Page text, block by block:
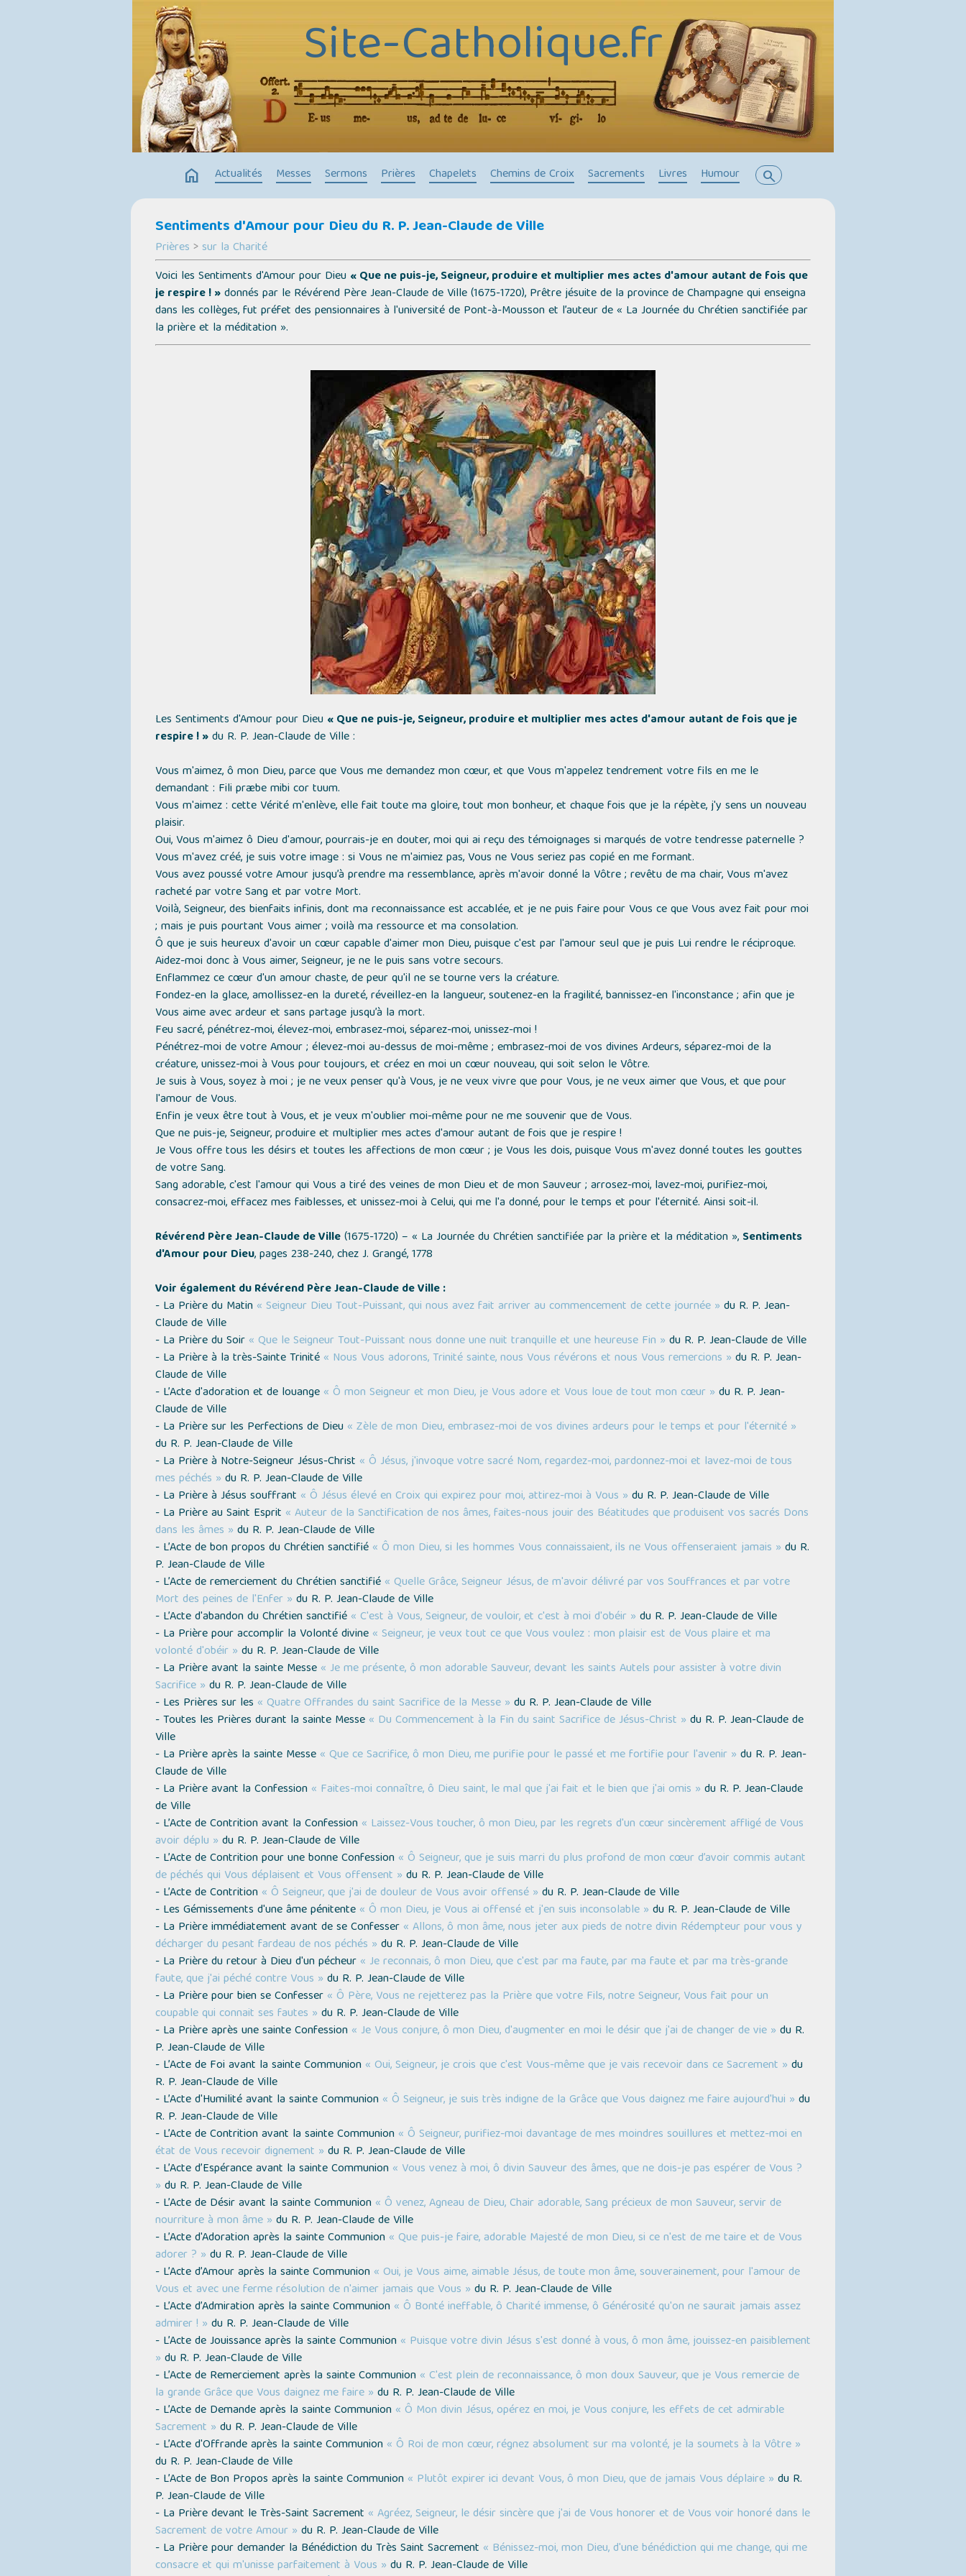
Site-Catholique.fr
home Actualités Messes Sermons Prières Chapelets Chemins de Croix Sacrements Livres Humour search
Sentiments d'Amour pour Dieu du R. P. Jean-Claude de Ville
Prières >sur la Charité
Voici les Sentiments d'Amour pour Dieu « Que ne puis-je, Seigneur, produire et multiplier mes actes d'amour autant de fois que
je respire ! »donnés par le Révérend Père Jean-Claude de Ville (1675-1720), Prêtre jésuite de la province de Champagne qui enseigna
dans les collèges, fut préfet des pensionnaires à l'université de Pont-à-Mousson et l’auteur de« La Journée du Chrétien sanctifiée par
la prière et la méditation ».
Les Sentiments d'Amour pour Dieu « Que ne puis-je, Seigneur, produire et multiplier mes actes d'amour autant de fois que je
respire ! »du R. P. Jean-Claude de Ville :
Vous m'aimez, ô mon Dieu, parce que Vous me demandez mon cœur, et que Vous m'appelez tendrement votre fils en me le
demandant : Fili præbe mibi cor tuum.
Vous m'aimez : cette Vérité m'enlève, elle fait toute ma gloire, tout mon bonheur, et chaque fois que je la répète, j'y sens un nouveau
plaisir.
Oui, Vous m'aimez ô Dieu d'amour, pourrais-je en douter, moi qui ai reçu des témoignages si marqués de votre tendresse paternelle ?
Vous m'avez créé, je suis votre image : si Vous ne m'aimiez pas, Vous ne Vous seriez pas copié en me formant.
Vous avez poussé votre Amour jusqu’à prendre ma ressemblance, après m'avoir donné la Vôtre ; revêtu de ma chair, Vous m'avez
racheté par votre Sang et par votre Mort.
Voilà, Seigneur, des bienfaits infinis, dont ma reconnaissance est accablée, et je ne puis faire pour Vous ce que Vous avez fait pour moi
; mais je puis pourtant Vous aimer ; voilà ma ressource et ma consolation.
Ô que je suis heureux d'avoir un cœur capable d'aimer mon Dieu, puisque c'est par l'amour seul que je puis Lui rendre le réciproque.
Aidez-moi donc à Vous aimer, Seigneur, je ne le puis sans votre secours.
Enflammez ce cœur d'un amour chaste, de peur qu'il ne se tourne vers la créature.
Fondez-en la glace, amollissez-en la dureté, réveillez-en la langueur, soutenez-en la fragilité, bannissez-en l'inconstance ; afin que je
Vous aime avec ardeur et sans partage jusqu’à la mort.
Feu sacré, pénétrez-moi, élevez-moi, embrasez-moi, séparez-moi, unissez-moi !
Pénétrez-moi de votre Amour ; élevez-moi au-dessus de moi-même ; embrasez-moi de vos divines Ardeurs, séparez-moi de la
créature, unissez-moi à Vous pour toujours, et créez en moi un cœur nouveau, qui soit selon le Vôtre.
Je suis à Vous, soyez à moi ; je ne veux penser qu'à Vous, je ne veux vivre que pour Vous, je ne veux aimer que Vous, et que pour
l'amour de Vous.
Enfin je veux être tout à Vous, et je veux m'oublier moi-même pour ne me souvenir que de Vous.
Que ne puis-je, Seigneur, produire et multiplier mes actes d'amour autant de fois que je respire !
Je Vous offre tous les désirs et toutes les affections de mon cœur ; je Vous les dois, puisque Vous m'avez donné toutes les gouttes
de votre Sang.
Sang adorable, c'est l'amour qui Vous a tiré des veines de mon Dieu et de mon Sauveur ; arrosez-moi, lavez-moi, purifiez-moi,
consacrez-moi, effacez mes faiblesses, et unissez-moi à Celui, qui me l'a donné, pour le temps et pour l'éternité. Ainsi soit-il.
Révérend Père Jean-Claude de Ville(1675-1720) – « La Journée du Chrétien sanctifiée par la prière et la méditation », Sentiments
d'Amour pour Dieu, pages 238-240, chez J. Grangé, 1778
Voir également du Révérend Père Jean-Claude de Ville :
- La Prière du Matin « Seigneur Dieu Tout-Puissant, qui nous avez fait arriver au commencement de cette journée » du R. P. Jean-
Claude de Ville
- La Prière du Soir « Que le Seigneur Tout-Puissant nous donne une nuit tranquille et une heureuse Fin » du R. P. Jean-Claude de Ville
- La Prière à la très-Sainte Trinité « Nous Vous adorons, Trinité sainte, nous Vous révérons et nous Vous remercions » du R. P. Jean-
Claude de Ville
- L’Acte d'adoration et de louange « Ô mon Seigneur et mon Dieu, je Vous adore et Vous loue de tout mon cœur » du R. P. Jean-
Claude de Ville
- La Prière sur les Perfections de Dieu « Zèle de mon Dieu, embrasez-moi de vos divines ardeurs pour le temps et pour l'éternité »
du R. P. Jean-Claude de Ville
- La Prière à Notre-Seigneur Jésus-Christ « Ô Jésus, j'invoque votre sacré Nom, regardez-moi, pardonnez-moi et lavez-moi de tous
mes péchés » du R. P. Jean-Claude de Ville
- La Prière à Jésus souffrant « Ô Jésus élevé en Croix qui expirez pour moi, attirez-moi à Vous » du R. P. Jean-Claude de Ville
- La Prière au Saint Esprit « Auteur de la Sanctification de nos âmes, faites-nous jouir des Béatitudes que produisent vos sacrés Dons
dans les âmes » du R. P. Jean-Claude de Ville
- L’Acte de bon propos du Chrétien sanctifié « Ô mon Dieu, si les hommes Vous connaissaient, ils ne Vous offenseraient jamais » du R.
P. Jean-Claude de Ville
- L’Acte de remerciement du Chrétien sanctifié « Quelle Grâce, Seigneur Jésus, de m'avoir délivré par vos Souffrances et par votre
Mort des peines de l'Enfer » du R. P. Jean-Claude de Ville
- L’Acte d'abandon du Chrétien sanctifié « C'est à Vous, Seigneur, de vouloir, et c'est à moi d'obéir » du R. P. Jean-Claude de Ville
- La Prière pour accomplir la Volonté divine « Seigneur, je veux tout ce que Vous voulez : mon plaisir est de Vous plaire et ma
volonté d'obéir » du R. P. Jean-Claude de Ville
- La Prière avant la sainte Messe « Je me présente, ô mon adorable Sauveur, devant les saints Autels pour assister à votre divin
Sacrifice » du R. P. Jean-Claude de Ville
- Les Prières sur les « Quatre Offrandes du saint Sacrifice de la Messe » du R. P. Jean-Claude de Ville
- Toutes les Prières durant la sainte Messe « Du Commencement à la Fin du saint Sacrifice de Jésus-Christ » du R. P. Jean-Claude de
Ville
- La Prière après la sainte Messe « Que ce Sacrifice, ô mon Dieu, me purifie pour le passé et me fortifie pour l'avenir » du R. P. Jean-
Claude de Ville
- La Prière avant la Confession « Faites-moi connaître, ô Dieu saint, le mal que j'ai fait et le bien que j'ai omis » du R. P. Jean-Claude
de Ville
- L’Acte de Contrition avant la Confession « Laissez-Vous toucher, ô mon Dieu, par les regrets d'un cœur sincèrement affligé de Vous
avoir déplu » du R. P. Jean-Claude de Ville
- L’Acte de Contrition pour une bonne Confession « Ô Seigneur, que je suis marri du plus profond de mon cœur d’avoir commis autant
de péchés qui Vous déplaisent et Vous offensent » du R. P. Jean-Claude de Ville
- L’Acte de Contrition « Ô Seigneur, que j'ai de douleur de Vous avoir offensé » du R. P. Jean-Claude de Ville
- Les Gémissements d'une âme pénitente « Ô mon Dieu, je Vous ai offensé et j'en suis inconsolable » du R. P. Jean-Claude de Ville
- La Prière immédiatement avant de se Confesser « Allons, ô mon âme, nous jeter aux pieds de notre divin Rédempteur pour vous y
décharger du pesant fardeau de nos péchés » du R. P. Jean-Claude de Ville
- La Prière du retour à Dieu d'un pécheur « Je reconnais, ô mon Dieu, que c'est par ma faute, par ma faute et par ma très-grande
faute, que j'ai péché contre Vous » du R. P. Jean-Claude de Ville
- La Prière pour bien se Confesser « Ô Père, Vous ne rejetterez pas la Prière que votre Fils, notre Seigneur, Vous fait pour un
coupable qui connait ses fautes » du R. P. Jean-Claude de Ville
- La Prière après une sainte Confession « Je Vous conjure, ô mon Dieu, d'augmenter en moi le désir que j'ai de changer de vie » du R.
P. Jean-Claude de Ville
- L’Acte de Foi avant la sainte Communion « Oui, Seigneur, je crois que c'est Vous-même que je vais recevoir dans ce Sacrement » du
R. P. Jean-Claude de Ville
- L’Acte d'Humilité avant la sainte Communion « Ô Seigneur, je suis très indigne de la Grâce que Vous daignez me faire aujourd'hui » du
R. P. Jean-Claude de Ville
- L’Acte de Contrition avant la sainte Communion « Ô Seigneur, purifiez-moi davantage de mes moindres souillures et mettez-moi en
état de Vous recevoir dignement » du R. P. Jean-Claude de Ville
- L’Acte d’Espérance avant la sainte Communion « Vous venez à moi, ô divin Sauveur des âmes, que ne dois-je pas espérer de Vous ?
» du R. P. Jean-Claude de Ville
- L’Acte de Désir avant la sainte Communion « Ô venez, Agneau de Dieu, Chair adorable, Sang précieux de mon Sauveur, servir de
nourriture à mon âme » du R. P. Jean-Claude de Ville
- L’Acte d'Adoration après la sainte Communion « Que puis-je faire, adorable Majesté de mon Dieu, si ce n'est de me taire et de Vous
adorer ? » du R. P. Jean-Claude de Ville
- L’Acte d’Amour après la sainte Communion « Oui, je Vous aime, aimable Jésus, de toute mon âme, souverainement, pour l'amour de
Vous et avec une ferme résolution de n'aimer jamais que Vous » du R. P. Jean-Claude de Ville
- L’Acte d’Admiration après la sainte Communion « Ô Bonté ineffable, ô Charité immense, ô Générosité qu'on ne saurait jamais assez
admirer ! » du R. P. Jean-Claude de Ville
- L’Acte de Jouissance après la sainte Communion « Puisque votre divin Jésus s'est donné à vous, ô mon âme, jouissez-en paisiblement
» du R. P. Jean-Claude de Ville
- L’Acte de Remerciement après la sainte Communion « C'est plein de reconnaissance, ô mon doux Sauveur, que je Vous remercie de
la grande Grâce que Vous daignez me faire » du R. P. Jean-Claude de Ville
- L’Acte de Demande après la sainte Communion « Ô Mon divin Jésus, opérez en moi, je Vous conjure, les effets de cet admirable
Sacrement » du R. P. Jean-Claude de Ville
- L’Acte d'Offrande après la sainte Communion « Ô Roi de mon cœur, régnez absolument sur ma volonté, je la soumets à la Vôtre »
du R. P. Jean-Claude de Ville
- L’Acte de Bon Propos après la sainte Communion « Plutôt expirer ici devant Vous, ô mon Dieu, que de jamais Vous déplaire » du R.
P. Jean-Claude de Ville
- La Prière devant le Très-Saint Sacrement « Agréez, Seigneur, le désir sincère que j'ai de Vous honorer et de Vous voir honoré dans le
Sacrement de votre Amour » du R. P. Jean-Claude de Ville
- La Prière pour demander la Bénédiction du Très Saint Sacrement « Bénissez-moi, mon Dieu, d'une bénédiction qui me change, qui me
consacre et qui m'unisse parfaitement à Vous » du R. P. Jean-Claude de Ville